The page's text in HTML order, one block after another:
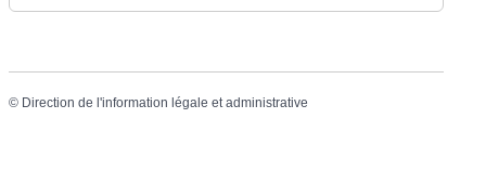
© Direction de l'information légale et administrative